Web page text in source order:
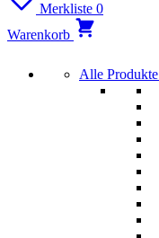
Merkliste 0
Warenkorb
Alle Produkte